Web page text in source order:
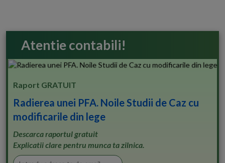
Atentie contabili!
Raport GRATUIT
Radierea unei PFA. Noile Studii de Caz cu
modificarile din lege
Descarca raportul gratuit
Explicatii clare pentru munca ta zilnica.